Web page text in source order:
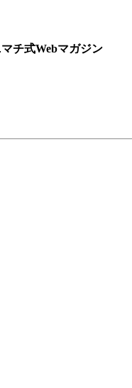
チ式Webマガジン